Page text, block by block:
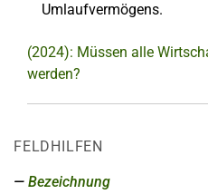
Umlaufvermögens.
(2024): Müssen alle
werden?
FELDHILFEN
Bezeichnung